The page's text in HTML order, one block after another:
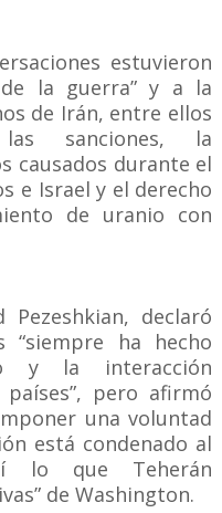
estuvieron
la guerra” y a la
de Irán, entre ellos
sanciones, la
causados durante el
e Israel y el derecho
de uranio con
declaró
“siempre ha hecho
y la interacción
pero afirmó
una voluntad
está condenado al
lo que Teherán
de Washington.